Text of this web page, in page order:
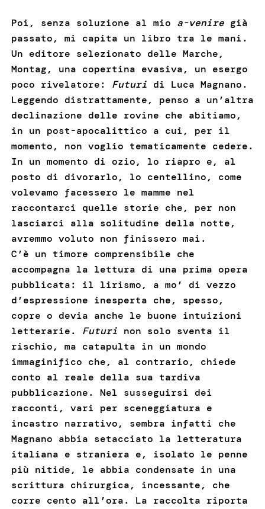
Poi, senza soluzione al mio a-venire già
passato, mi capita un libro tra le mani.
Un editore selezionato delle Marche,
Montag, una copertina evasiva, un esergo
poco rivelatore: Futuri di Luca Magnano.
Leggendo distrattamente, penso a un’altra
declinazione delle rovine che abitiamo,
in un post-apocalittico a cui, per il
momento, non voglio tematicamente cedere.
In un momento di ozio, lo riapro e, al
posto di divorarlo, lo centellino, come
volevamo facessero le mamme nel
raccontarci quelle storie che, per non
lasciarci alla solitudine della notte,
avremmo voluto non finissero mai.
C’è un timore comprensibile che
accompagna la lettura di una prima opera
pubblicata: il lirismo, a mo’ di vezzo
d’espressione inesperta che, spesso,
copre o devia anche le buone intuizioni
letterarie. Futuri non solo sventa il
rischio, ma catapulta in un mondo
immaginifico che, al contrario, chiede
conto al reale della sua tardiva
pubblicazione. Nel susseguirsi dei
racconti, vari per sceneggiatura e
incastro narrativo, sembra infatti che
Magnano abbia setacciato la letteratura
italiana e straniera e, isolato le penne
più nitide, le abbia condensate in una
scrittura chirurgica, incessante, che
corre cento all’ora. La raccolta riporta